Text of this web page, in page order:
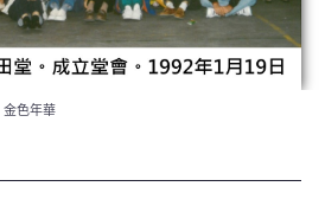
金色年華